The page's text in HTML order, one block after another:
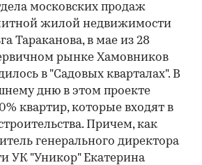
московских продаж
жилой недвижимости
Тараканова, в мае из 28
рынке Хамовников
в "Садовых кварталах". В
дню в этом проекте
квартир, которые входят в
Причем, как
генерального директора
УК "Уникор" Екатерина